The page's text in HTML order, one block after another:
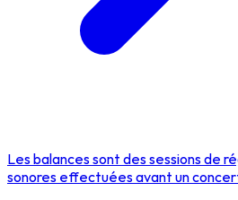
Les balances sont des sessions de
sonores effectuées avant un